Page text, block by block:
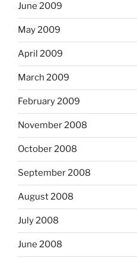
June 2009
May 2009
April 2009
March 2009
February 2009
November 2008
October 2008
September 2008
August 2008
July 2008
June 2008